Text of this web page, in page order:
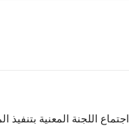
اجتماع اللجنة المعنية